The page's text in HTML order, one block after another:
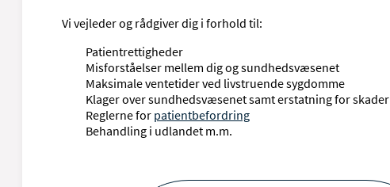
Vi vejleder og rådgiver dig i forhold til:
Patientrettigheder
Misforståelser mellem dig og sundhedsvæsenet
Maksimale ventetider ved livstruende sygdomme
Klager over sundhedsvæsenet samt erstatning for skader
Reglerne for patientbefordring
Behandling i udlandet m.m.